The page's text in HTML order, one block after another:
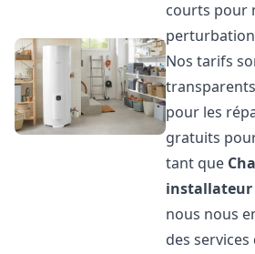
courts pour
Nos tarifs
pour les
gratuits
tant que
installateur
nous nous
des